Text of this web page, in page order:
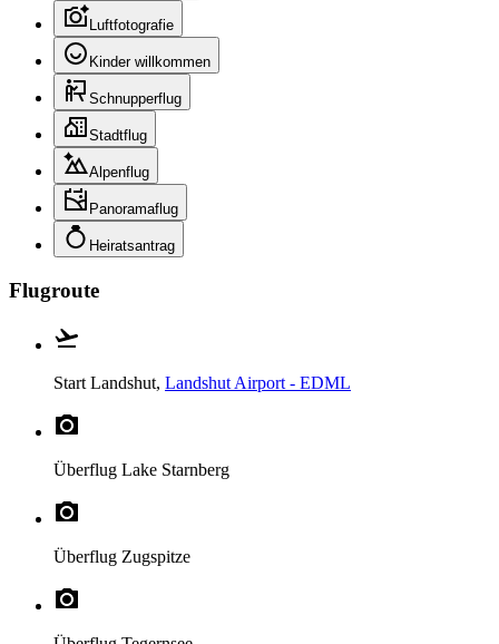
Luftfotografie
Kinder willkommen
Schnupperflug
Stadtflug
Alpenflug
Panoramaflug
Heiratsantrag
Flugroute
Start Landshut, Landshut Airport - EDML
Überflug Lake Starnberg
Überflug Zugspitze